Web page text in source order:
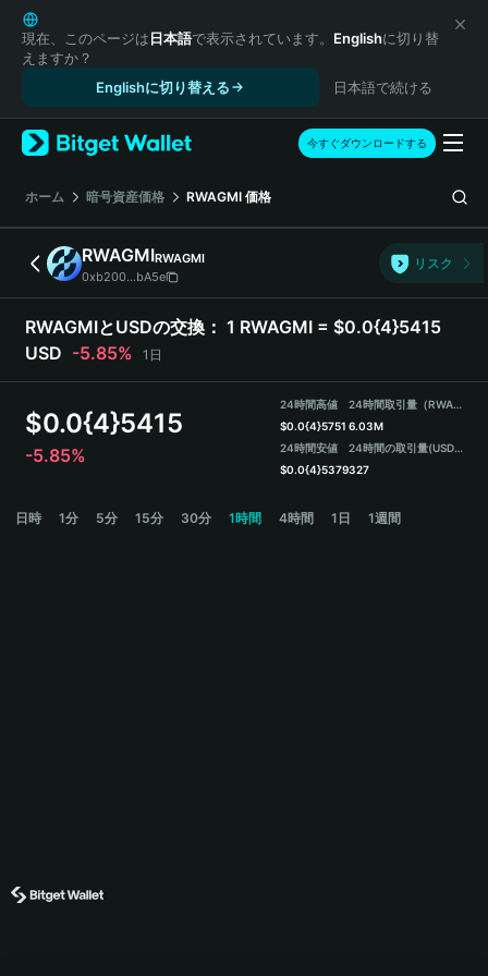
English
日本語
Tiếng Việt
Español (Latinoamérica)
Türkçe
Français
Deutsch
简体中文
繁體中文
Português (Portugal)
Bahasa Indonesia
ภาษาไทย
हिन्दी
Español
Português (Brasil)
現在、このページは日本語で表示されています。 Englishに切り替
えますか？
Englishに切り替える
日本語で続ける
今すぐダウンロードする
ホーム 暗号資産価格 RWAGMI 価格
RWAGMIRWAGMI
0xb200...bA5e
リスク
RWAGMIとUSDの交換： 1 RWAGMI = $0.0{4}5415
USD -5.85% 1日
$0.0{4}5415
-5.85%
24時間高値
$0.0{4}5751
24時間安値
$0.0{4}5379
24時間取引量（RWAGMI）
6.03M
24時間の取引量(USDT)
327
日時 1分 5分 15分 30分 1時間 4時間 1日 1週間